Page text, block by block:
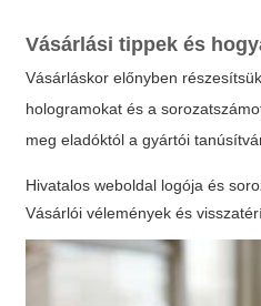
Vásárlási tippek és
Vásárláskor előnyben
hologramokat és a
meg eladóktól a gyártói
Hivatalos weboldal logója és
Vásárlói vélemények és